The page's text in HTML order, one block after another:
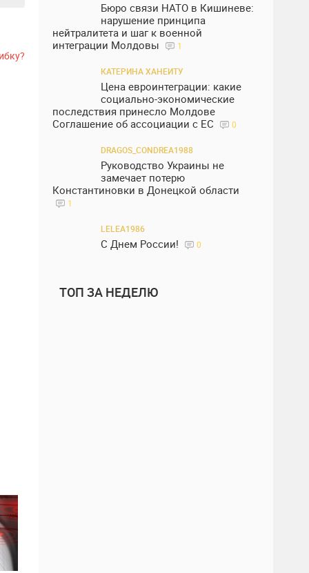
Бюро связи НАТО в Кишиневе:
нарушение принципа
нейтралитета и шаг к военной
интеграции Молдовы
1
КАТЕРИНА ХАНЕИТУ
Цена евроинтеграции: какие
социально-экономические
последствия принесло Молдове
Соглашение об ассоциации с ЕС
0
DRAGOS_CONDREA1988
Руководство Украины не
замечает потерю
Константиновки в Донецкой области
1
LELEA1986
С Днем России! 0
ТОП ЗА НЕДЕЛЮ